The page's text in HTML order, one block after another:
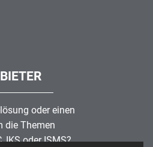
oder einen
die Themen
, IKS oder ISMS?